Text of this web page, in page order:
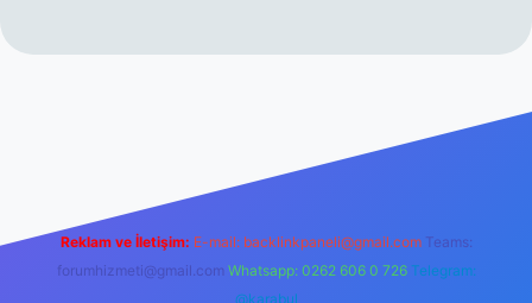
Reklam ve İletişim: E-mail: backlinkpaneli@gmail.com Teams:
forumhizmeti@gmail.com Whatsapp: 0262 606 0 726 Telegram:
@karabul